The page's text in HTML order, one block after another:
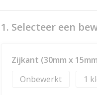
1. Selecteer een
Zijkant (30mm x
Onbewerkt
1